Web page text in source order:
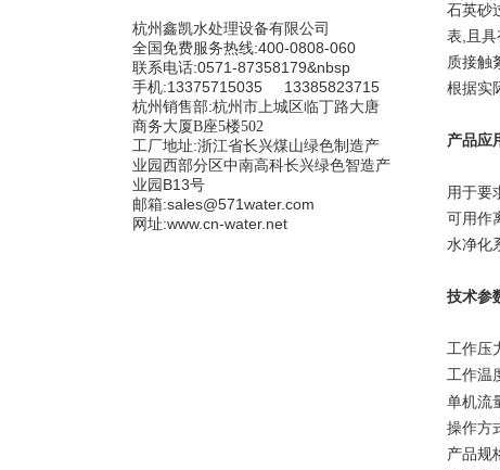
杭州鑫凯水处理设备有限公司
全国免费服务热线:400-0808-060
联系电话:0571-87358179&nbsp
手机:13375715035 13385823715
杭州销售部:杭州市上城区临丁路大唐
商务大厦B座5楼502
工厂地址:浙江省长兴煤山绿色制造产
业园西部分区中南高科长兴绿色智造产
业园B13号
邮箱:sales@571water.com
网址:www.cn-water.net
石英砂
表,且
质接触
根据实
产品应
用于要
可用作
水净化
技术参
工作压
工作温
单机流
操作方
产品